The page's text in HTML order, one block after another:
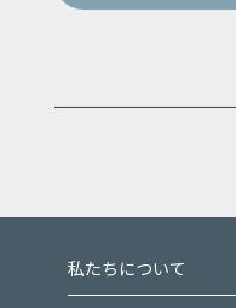
私たちについて